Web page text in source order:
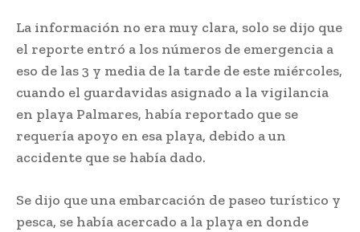
La información no era muy clara, solo se dijo que
el reporte entró a los números de emergencia a
eso de las 3 y media de la tarde de este miércoles,
cuando el guardavidas asignado a la vigilancia
en playa Palmares, había reportado que se
requería apoyo en esa playa, debido a un
accidente que se había dado.
Se dijo que una embarcación de paseo turístico y
pesca, se había acercado a la playa en donde